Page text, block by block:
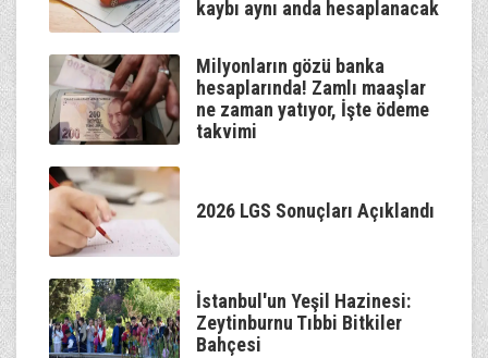
kaybı aynı anda hesaplanacak
Milyonların gözü banka
hesaplarında! Zamlı maaşlar
ne zaman yatıyor, İşte ödeme
takvimi
2026 LGS Sonuçları Açıklandı
İstanbul'un Yeşil Hazinesi:
Zeytinburnu Tıbbi Bitkiler
Bahçesi